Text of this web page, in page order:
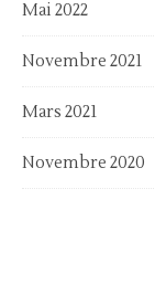
Mai 2022
Novembre 2021
Mars 2021
Novembre 2020